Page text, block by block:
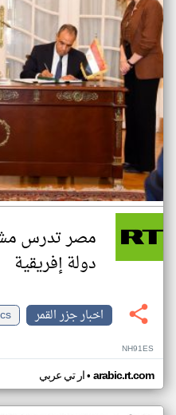
مصر تدرس
دولة إفريقية
اخبار جزر القمر
NH91ES
ار تي عربي• arabic.rt.com